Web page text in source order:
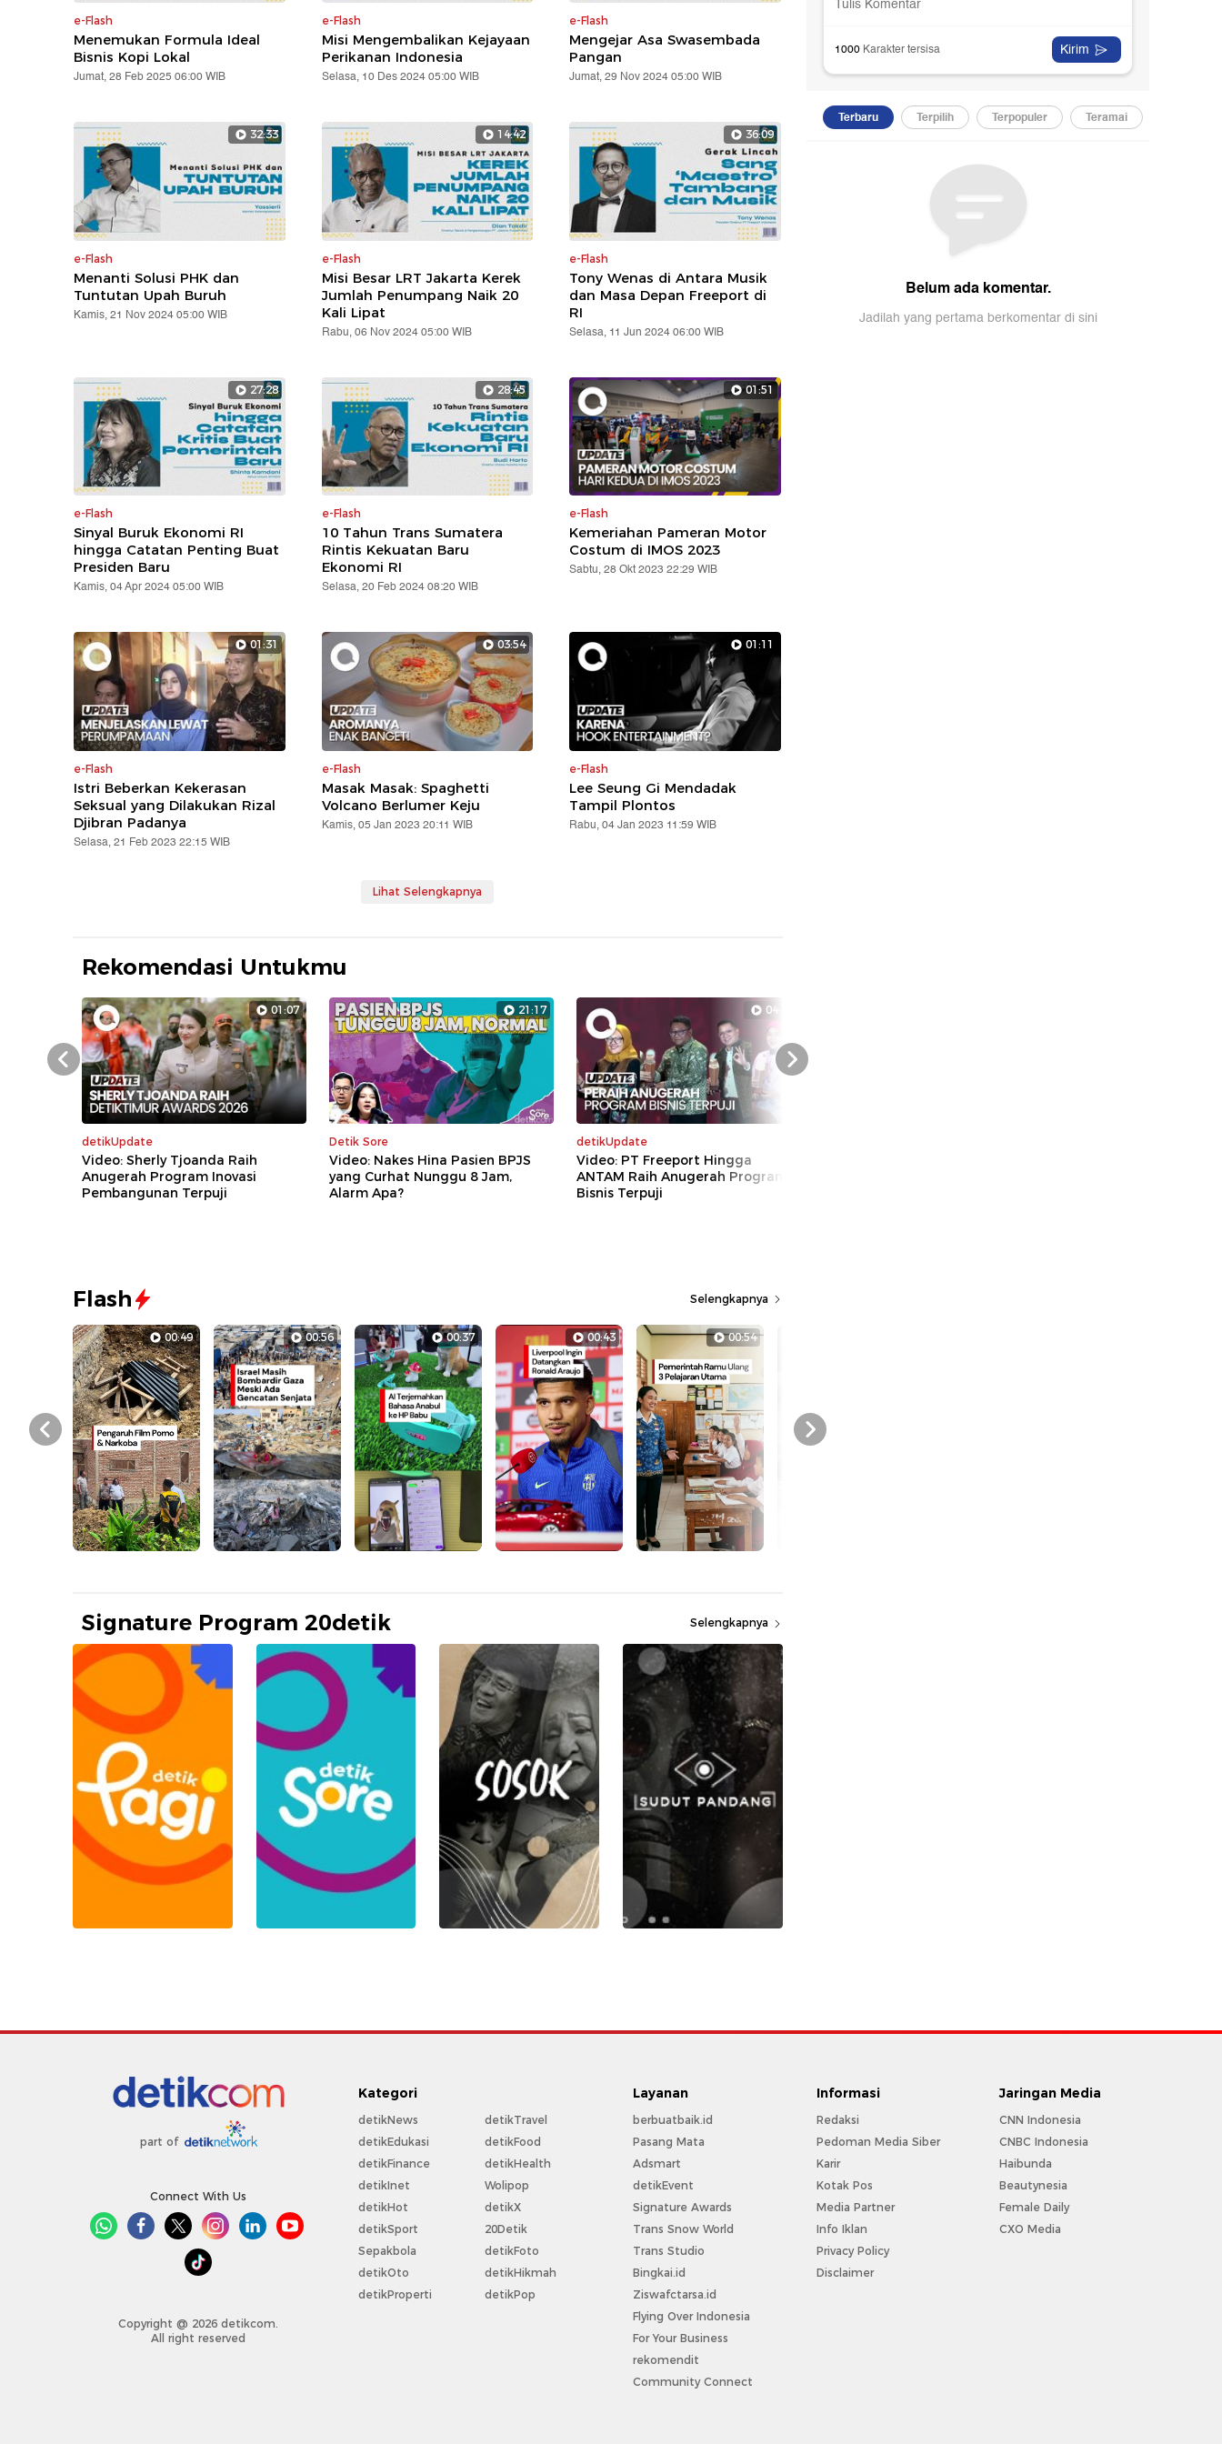
e-Flash
Menemukan Formula Ideal
Bisnis Kopi Lokal
Jumat, 28 Feb 2025 06:00 WIB
e-Flash
Misi Mengembalikan Kejayaan
Perikanan Indonesia
Selasa, 10 Des 2024 05:00 WIB
e-Flash
Mengejar Asa Swasembada
Pangan
Jumat, 29 Nov 2024 05:00 WIB
32:33
e-Flash
Menanti Solusi PHK dan
Tuntutan Upah Buruh
Kamis, 21 Nov 2024 05:00 WIB
14:42
e-Flash
Misi Besar LRT Jakarta Kerek
Jumlah Penumpang Naik 20
Kali Lipat
Rabu, 06 Nov 2024 05:00 WIB
36:09
e-Flash
Tony Wenas di Antara Musik
dan Masa Depan Freeport di
RI
Selasa, 11 Jun 2024 06:00 WIB
27:28
e-Flash
Sinyal Buruk Ekonomi RI
hingga Catatan Penting Buat
Presiden Baru
Kamis, 04 Apr 2024 05:00 WIB
28:45
e-Flash
10 Tahun Trans Sumatera
Rintis Kekuatan Baru
Ekonomi RI
Selasa, 20 Feb 2024 08:20 WIB
01:51
e-Flash
Kemeriahan Pameran Motor
Costum di IMOS 2023
Sabtu, 28 Okt 2023 22:29 WIB
01:31
e-Flash
Istri Beberkan Kekerasan
Seksual yang Dilakukan Rizal
Djibran Padanya
Selasa, 21 Feb 2023 22:15 WIB
03:54
e-Flash
Masak Masak: Spaghetti
Volcano Berlumer Keju
Kamis, 05 Jan 2023 20:11 WIB
01:11
e-Flash
Lee Seung Gi Mendadak
Tampil Plontos
Rabu, 04 Jan 2023 11:59 WIB
Lihat Selengkapnya
Rekomendasi Untukmu
01:07
detikUpdate
Video: Sherly Tjoanda Raih
Anugerah Program Inovasi
Pembangunan Terpuji
21:17
Detik Sore
Video: Nakes Hina Pasien BPJS
yang Curhat Nunggu 8 Jam,
Alarm Apa?
04:40
detikUpdate
Video: PT Freeport Hingga
ANTAM Raih Anugerah Program
Bisnis Terpuji
Prev Next
Flash Selengkapnya
00:49 00:56 00:37 00:43 00:54
Prev Next
Signature Program 20detik Selengkapnya
part of
Connect With Us
Copyright @ 2026 detikcom.
All right reserved
Kategori
detikNews
detikEdukasi
detikFinance
detikInet
detikHot
detikSport
Sepakbola
detikOto
detikProperti
detikTravel
detikFood
detikHealth
Wolipop
detikX
20Detik
detikFoto
detikHikmah
detikPop
Layanan
berbuatbaik.id
Pasang Mata
Adsmart
detikEvent
Signature Awards
Trans Snow World
Trans Studio
Bingkai.id
Ziswafctarsa.id
Flying Over Indonesia
For Your Business
rekomendit
Community Connect
Informasi
Redaksi
Pedoman Media Siber
Karir
Kotak Pos
Media Partner
Info Iklan
Privacy Policy
Disclaimer
Jaringan Media
CNN Indonesia
CNBC Indonesia
Haibunda
Beautynesia
Female Daily
CXO Media